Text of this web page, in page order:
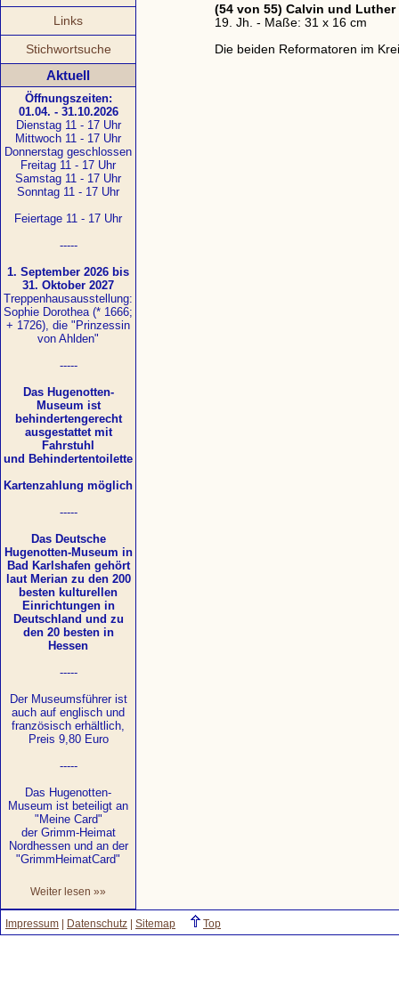
Links
Stichwortsuche
Aktuell
Öffnungszeiten:
01.04. - 31.10.2026
Dienstag 11 - 17 Uhr
Mittwoch 11 - 17 Uhr
Donnerstag geschlossen
Freitag 11 - 17 Uhr
Samstag 11 - 17 Uhr
Sonntag 11 - 17 Uhr
Feiertage 11 - 17 Uhr
-----
1. September 2026 bis
31. Oktober 2027
Treppenhausausstellung:
Sophie Dorothea (* 1666;
+ 1726), die "Prinzessin
von Ahlden"
-----
Das Hugenotten-
Museum ist
behindertengerecht
ausgestattet mit
Fahrstuhl
und Behindertentoilette
Kartenzahlung möglich
-----
Das Deutsche
Hugenotten-Museum in
Bad Karlshafen gehört
laut Merian zu den 200
besten kulturellen
Einrichtungen in
Deutschland und zu
den 20 besten in
Hessen
-----
Der Museumsführer ist
auch auf englisch und
französisch erhältlich,
Preis 9,80 Euro
-----
Das Hugenotten-
Museum ist beteiligt an
"Meine Card"
der Grimm-Heimat
Nordhessen und an der
"GrimmHeimatCard"
Weiter lesen »»
(54 von 55) Calvin und Luther
19. Jh. - Maße: 31 x 16 cm
Die beiden Reformatoren im
Impressum Datenschutz Sitemap Top